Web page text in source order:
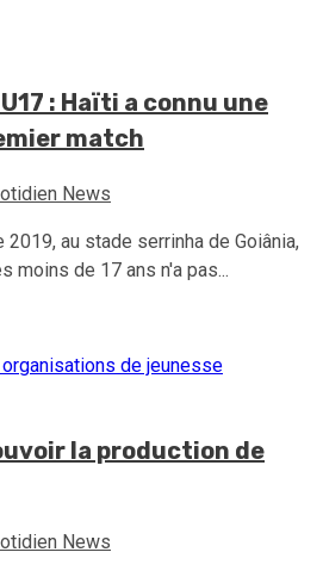
: Haïti a connu une
match
News
au stade serrinha de Goiânia,
moins de 17 ans n'a pas...
de jeunesse
la production de
News